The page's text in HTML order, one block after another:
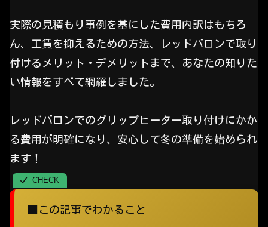
実際の見積もり事例を基にした費用内訳はもちろ
ん、工賃を抑えるための方法、レッドバロンで取り
付けるメリット・デメリットまで、あなたの知りた
い情報をすべて網羅しました。
レッドバロンでのグリップヒーター取り付けにかか
る費用が明確になり、安心して冬の準備を始められ
ます！
■この記事でわかること